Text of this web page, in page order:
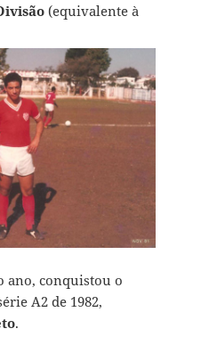
(equivalente à
ano, conquistou o
A2 de 1982,
.